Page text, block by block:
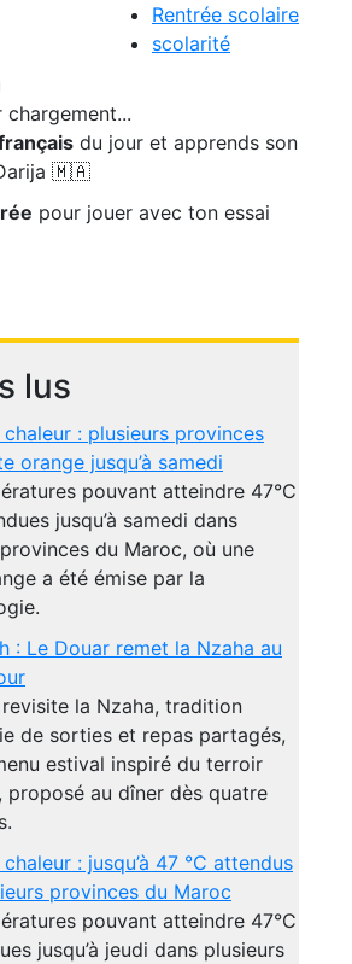
Rentrée scolaire
scolarité
chargement...
du jour et apprends son
🇲🇦
pour jouer avec ton essai
lus
chaleur : plusieurs provinces
orange jusqu’à samedi
pouvant atteindre 47°C
jusqu’à samedi dans
du Maroc, où une
a été émise par la
: Le Douar remet la Nzaha au
la Nzaha, tradition
de sorties et repas partagés,
estival inspiré du terroir
proposé au dîner dès quatre
: jusqu’à 47 °C attendus
provinces du Maroc
pouvant atteindre 47°C
jusqu’à jeudi dans plusieurs